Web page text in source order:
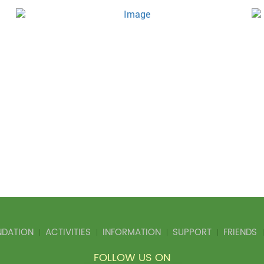
ACTIVITIES INFORMATION SUPPORT FRIENDS
FOLLOW US ON